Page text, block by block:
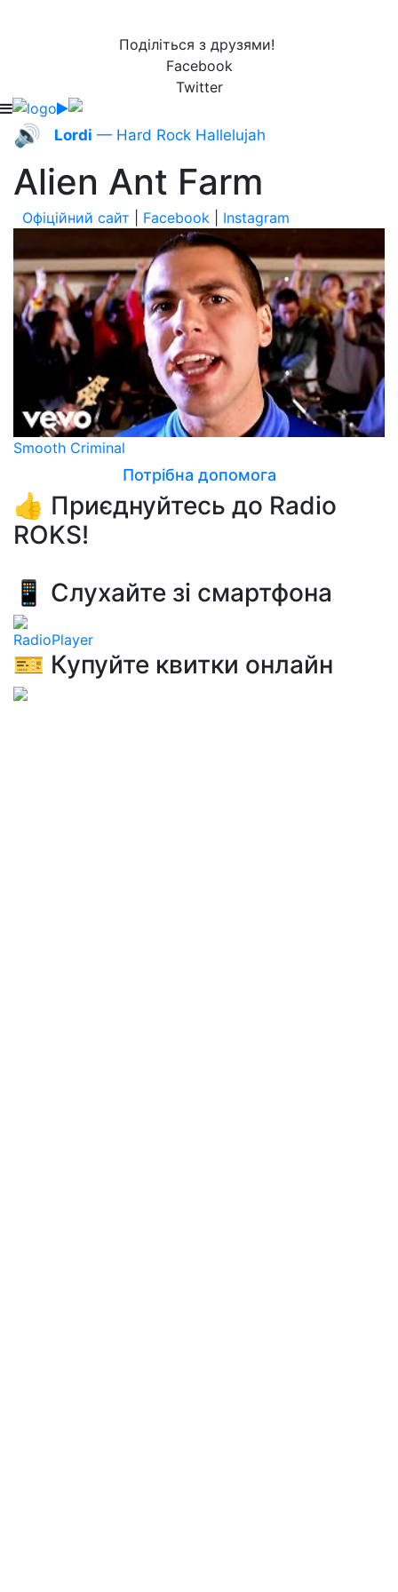
Поділіться з друзями!
Facebook
Twitter
🔊 Lordi — Hard Rock Hallelujah
Alien Ant Farm
Офіційний сайт Facebook Instagram
Smooth Criminal
Потрібна допомога
👍 Приєднуйтесь до Radio
ROKS!
📱 Слухайте зі смартфона
RadioPlayer
🎫 Купуйте квитки онлайн